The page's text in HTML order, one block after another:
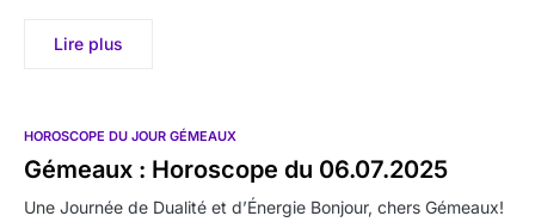
Lire plus
HOROSCOPE DU JOUR GÉMEAUX
Gémeaux : Horoscope du 06.07.2025
Une Journée de Dualité et d’Énergie Bonjour, chers Gémeaux!